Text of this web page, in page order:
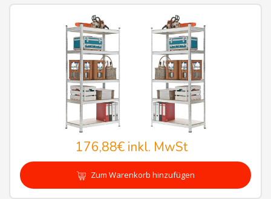
176,88€inkl. MwSt
Zum Warenkorb hinzufügen